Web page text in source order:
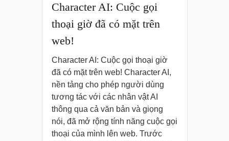
Character AI: Cuộc gọi
thoại giờ đã có mặt trên
web!
Character AI: Cuộc gọi thoại giờ
đã có mặt trên web! Character AI,
nền tảng cho phép người dùng
tương tác với các nhân vật AI
thông qua cả văn bản và giọng
nói, đã mở rộng tính năng cuộc gọi
thoại của mình lên web. Trước